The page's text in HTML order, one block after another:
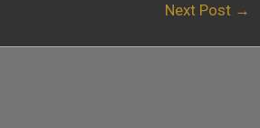
Next Post →